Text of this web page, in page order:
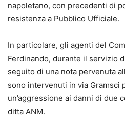
napoletano, con precedenti di
resistenza a Pubblico Ufficiale.
In particolare, gli agenti del
Ferdinando, durante il servizio
seguito di una nota pervenuta
sono intervenuti in via Gramsci
un’aggressione ai danni di due
ditta ANM.